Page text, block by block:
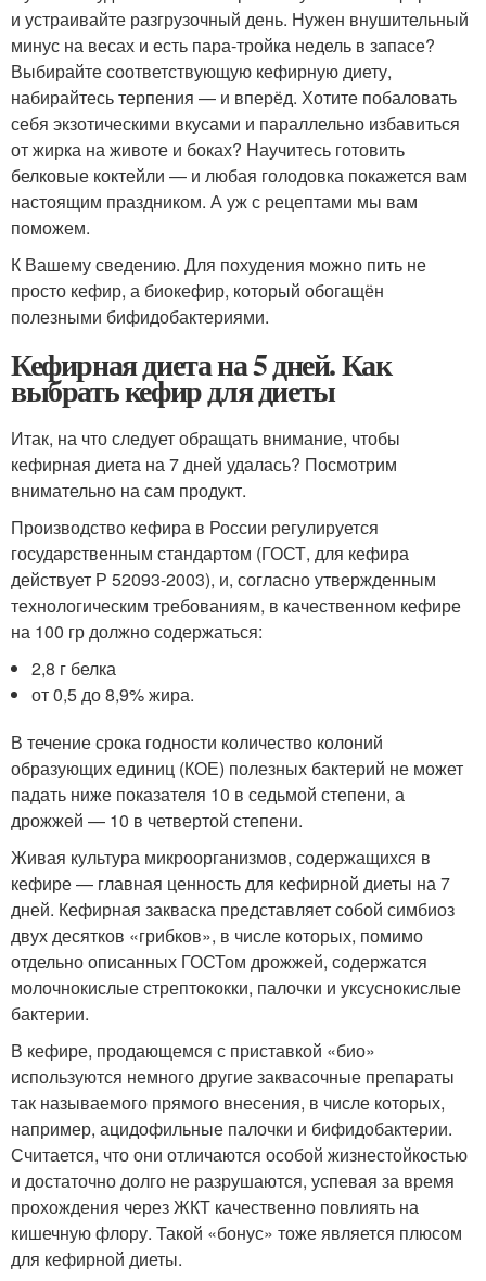
и устраивайте разгрузочный день. Нужен внушительный
минус на весах и есть пара-тройка недель в запасе?
Выбирайте соответствующую кефирную диету,
набирайтесь терпения — и вперёд. Хотите побаловать
себя экзотическими вкусами и параллельно избавиться
от жирка на животе и боках? Научитесь готовить
белковые коктейли — и любая голодовка покажется вам
настоящим праздником. А уж с рецептами мы вам
поможем.
К Вашему сведению. Для похудения можно пить не
просто кефир, а биокефир, который обогащён
полезными бифидобактериями.
Кефирная диета на 5 дней. Как
выбрать кефир для диеты
Итак, на что следует обращать внимание, чтобы
кефирная диета на 7 дней удалась? Посмотрим
внимательно на сам продукт.
Производство кефира в России регулируется
государственным стандартом (ГОСТ, для кефира
действует Р 52093-2003), и, согласно утвержденным
технологическим требованиям, в качественном кефире
на 100 гр должно содержаться:
2,8 г белка
от 0,5 до 8,9% жира.
В течение срока годности количество колоний
образующих единиц (КОЕ) полезных бактерий не может
падать ниже показателя 10 в седьмой степени, а
дрожжей — 10 в четвертой степени.
Живая культура микроорганизмов, содержащихся в
кефире — главная ценность для кефирной диеты на 7
дней. Кефирная закваска представляет собой симбиоз
двух десятков «грибков», в числе которых, помимо
отдельно описанных ГОСТом дрожжей, содержатся
молочнокислые стрептококки, палочки и уксуснокислые
бактерии.
В кефире, продающемся с приставкой «био»
используются немного другие заквасочные препараты
так называемого прямого внесения, в числе которых,
например, ацидофильные палочки и бифидобактерии.
Считается, что они отличаются особой жизнестойкостью
и достаточно долго не разрушаются, успевая за время
прохождения через ЖКТ качественно повлиять на
кишечную флору. Такой «бонус» тоже является плюсом
для кефирной диеты.